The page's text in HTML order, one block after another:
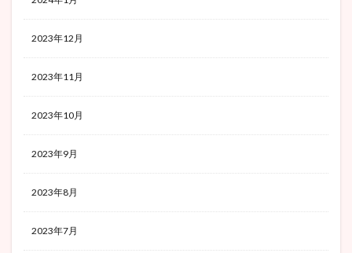
2023年12月
2023年11月
2023年10月
2023年9月
2023年8月
2023年7月